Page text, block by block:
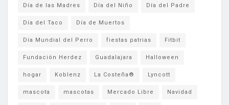
Día de las Madres Día del Niño Día del Padre
Día del Taco Día de Muertos
Día Mundial del Perro fiestas patrias Fitbit
Fundación Herdez Guadalajara Halloween
hogar Koblenz La Costeña® Lyncott
mascota mascotas Mercado Libre Navidad